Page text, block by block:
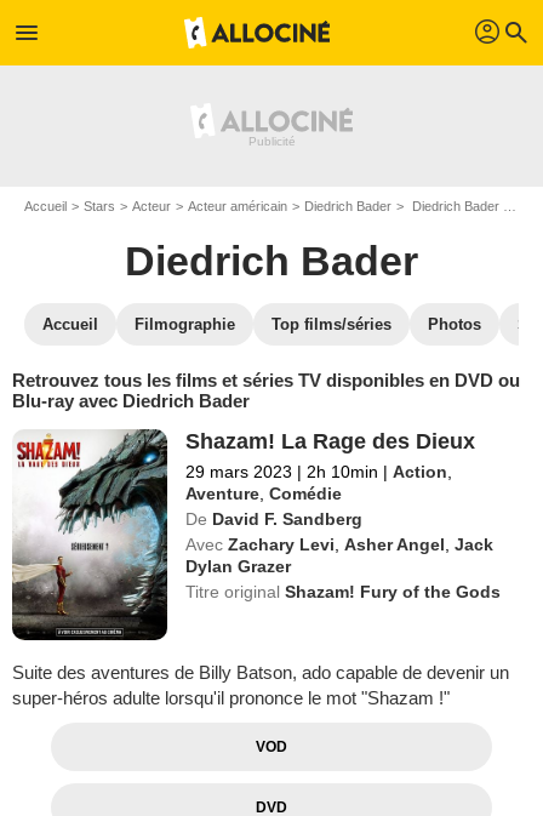
menu profil search
Accueil Stars Acteur Acteur américain Diedrich Bader Diedrich Bader : ses Blu-Ray, DVD, VOD, SVOD
Diedrich Bader
Accueil Filmographie Top films/séries Photos
Retrouvez tous les films et séries TV disponibles en DVD ou
Blu-ray avec Diedrich Bader
Shazam! La Rage des Dieux
29 mars 2023 | 2h 10min | Action
Aventure ,Comédie
De David F. Sandberg
Avec Zachary Levi ,Asher Angel ,Jack
Dylan Grazer
Titre originalShazam! Fury of the Gods
Suite des aventures de Billy Batson, ado capable de devenir un
super-héros adulte lorsqu'il prononce le mot "Shazam !"
VOD
DVD